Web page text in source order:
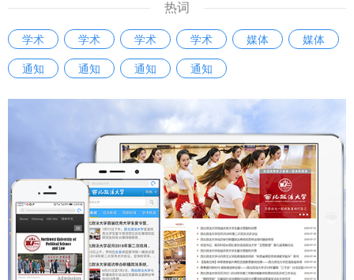
热词
学术 学术 学术 学术 媒体
媒体
通知
通知 通知 通知